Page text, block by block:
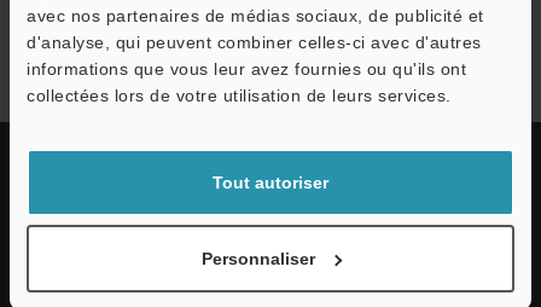
avec nos partenaires de médias sociaux, de publicité et
d'analyse, qui peuvent combiner celles-ci avec d'autres
informations que vous leur avez fournies ou qu'ils ont
collectées lors de votre utilisation de leurs services.
Tout autoriser
Personnaliser
Série SR-2000